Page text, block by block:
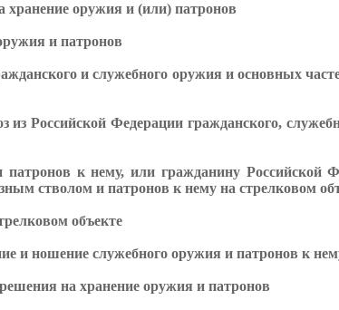
оружия и (или) патронов
и патронов
и служебного оружия и основных
Российской Федерации гражданского,
к нему, или гражданину Российской
стволом и патронов к нему на стрелковом
объекте
и ношение служебного оружия и патронов к
на хранение оружия и патронов